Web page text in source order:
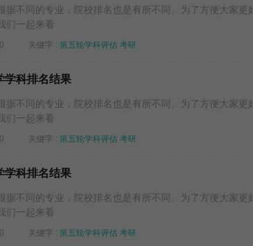
不同的专业，院校排名也是有所不同。为了方便大家更
们一起来看
关键字 : 第五轮学科评估 考研
学科排名结果
不同的专业，院校排名也是有所不同。为了方便大家更
们一起来看
关键字 : 第五轮学科评估 考研
学科排名结果
不同的专业，院校排名也是有所不同。为了方便大家更
们一起来看
关键字 : 第五轮学科评估 考研